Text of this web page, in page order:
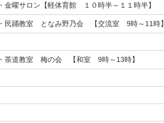
・金曜サロン【軽体育館 １０時半～１１時半】
・民踊教室 となみ野乃会 【交流室 9時～11時】
・茶道教室 梅の会 【和室 9時～13時】